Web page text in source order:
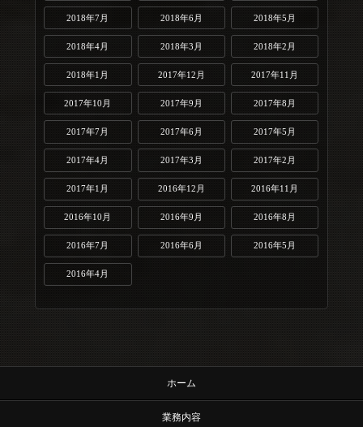
2018年7月 2018年6月 2018年5月
2018年4月 2018年3月 2018年2月
2018年1月 2017年12月 2017年11月
2017年10月 2017年9月 2017年8月
2017年7月 2017年6月 2017年5月
2017年4月 2017年3月 2017年2月
2017年1月 2016年12月 2016年11月
2016年10月 2016年9月 2016年8月
2016年7月 2016年6月 2016年5月
2016年4月
ホーム
業務内容